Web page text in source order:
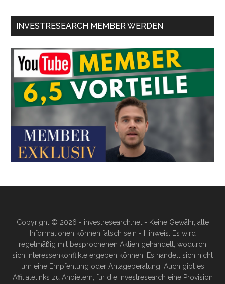
INVESTRESEARCH MEMBER WERDEN
Copyright © 2026 - investresearch.net - Keine Gewähr, alle
Informationen können falsch sein - Hinweis: Es wird
regelmäßig mit besprochenen Aktien gehandelt, wodurch
sich Interessenkonflikte ergeben können. Es handelt sich nicht
um eine Empfehlung oder Anlageberatung! Auch gibt es
Affiliatelinks zu Anbietern, für die investresearch eine Provision